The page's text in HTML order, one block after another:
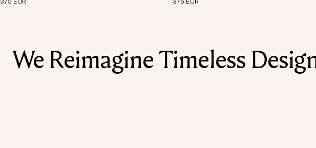
375 EUR 375 EUR
We Reimagine Timeless